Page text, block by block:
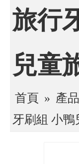
旅行
兒童
首頁 » 產
牙刷組 小鴨